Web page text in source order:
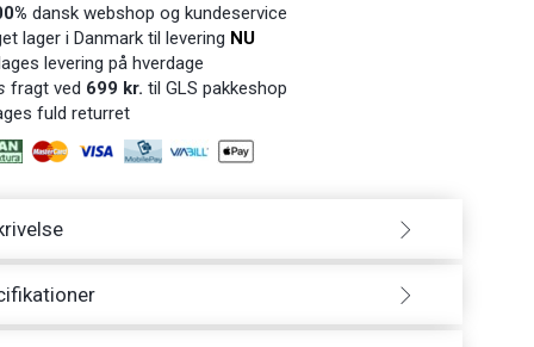
dansk webshop og kundeservice
lager i Danmark til levering NU
levering på hverdage
fragt ved 699 kr. til GLS pakkeshop
fuld returret